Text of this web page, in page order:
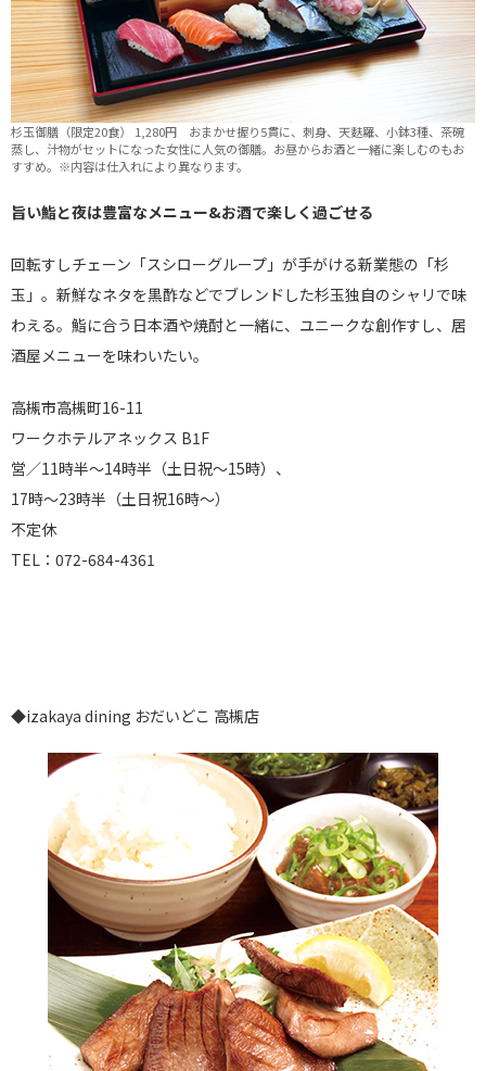
杉玉御膳（限定20食） 1,280円 おまかせ握り5貫に、刺身、天麩羅、小鉢3種、茶碗
蒸し、汁物がセットになった女性に人気の御膳。お昼からお酒と一緒に楽しむのもお
すすめ。※内容は仕入れにより異なります。
旨い鮨と夜は豊富なメニュー&お酒で楽しく過ごせる
回転すしチェーン「スシローグループ」が手がける新業態の「杉
玉」。新鮮なネタを黒酢などでブレンドした杉玉独自のシャリで味
わえる。鮨に合う日本酒や焼酎と一緒に、ユニークな創作すし、居
酒屋メニューを味わいたい。
高槻市高槻町16-11
ワークホテルアネックス B1F
営／11時半～14時半（土日祝～15時）、
17時～23時半（土日祝16時～）
不定休
TEL：072-684-4361
◆izakaya dining おだいどこ 高槻店